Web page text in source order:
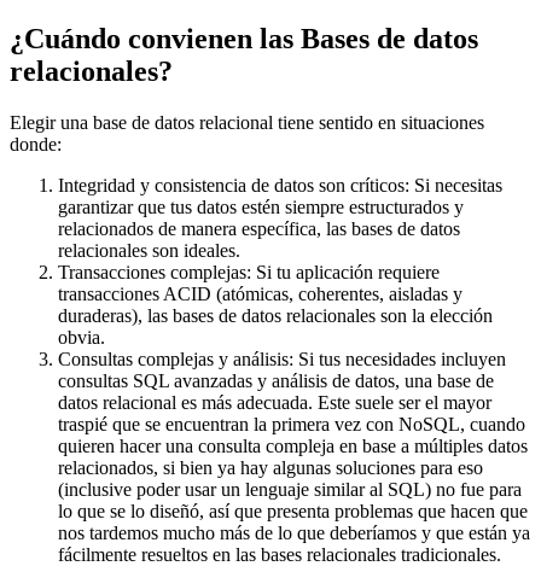
¿Cuándo convienen las Bases de datos
relacionales?
Elegir una base de datos relacional tiene sentido en situaciones
donde:
Integridad y consistencia de datos son críticos: Si necesitas
garantizar que tus datos estén siempre estructurados y
relacionados de manera específica, las bases de datos
relacionales son ideales.
Transacciones complejas: Si tu aplicación requiere
transacciones ACID (atómicas, coherentes, aisladas y
duraderas), las bases de datos relacionales son la elección
obvia.
Consultas complejas y análisis: Si tus necesidades incluyen
consultas SQL avanzadas y análisis de datos, una base de
datos relacional es más adecuada. Este suele ser el mayor
traspié que se encuentran la primera vez con NoSQL, cuando
quieren hacer una consulta compleja en base a múltiples datos
relacionados, si bien ya hay algunas soluciones para eso
(inclusive poder usar un lenguaje similar al SQL) no fue para
lo que se lo diseñó, así que presenta problemas que hacen que
nos tardemos mucho más de lo que deberíamos y que están ya
fácilmente resueltos en las bases relacionales tradicionales.